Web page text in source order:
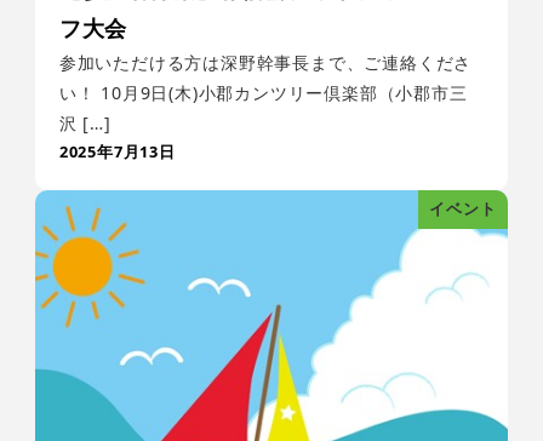
フ大会
参加いただける方は深野幹事長まで、ご連絡くださ
い！ 10月9日(木)小郡カンツリー倶楽部（小郡市三
沢 […]
2025年7月13日
イベント